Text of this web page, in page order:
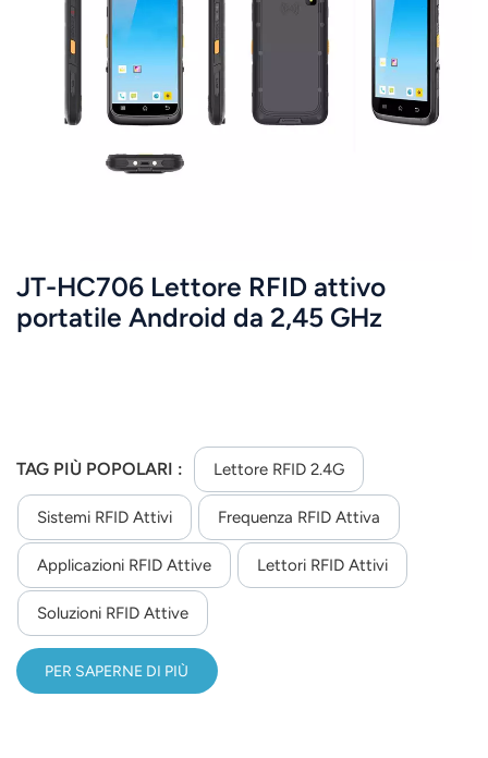
JT-HC706 Lettore RFID attivo
portatile Android da 2,45 GHz
TAG PIÙ POPOLARI : Lettore RFID 2.4G
Sistemi RFID Attivi Frequenza RFID Attiva
Applicazioni RFID Attive Lettori RFID Attivi
Soluzioni RFID Attive
PER SAPERNE DI PIÙ